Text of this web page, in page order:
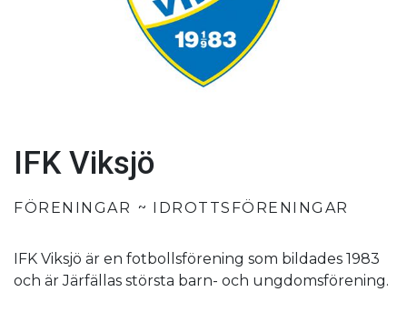
IFK Viksjö
FÖRENINGAR IDROTTSFÖRENINGAR
IFK Viksjö är en fotbollsförening som bildades 1983
och är Järfällas största barn- och ungdomsförening.